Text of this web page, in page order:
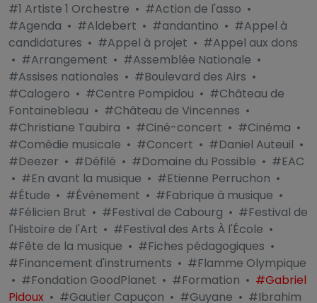
#1 Artiste 1 Orchestre • #Action de l'asso •
#Agenda • #Aldebert • #andantino • #Appel à
candidatures • #Appel à projet • #Appel aux dons
• #Arrangement • #Assemblée Nationale •
#Assises nationales • #Boulevard des Airs •
#Calogero • #Centre Pompidou • #Château de
Fontainebleau • #Château de Vincennes •
#Christiane Taubira • #Ciné-concert • #Cinéma •
#Comédie musicale • #Concert • #Daniel Auteuil •
#Deezer • #Défilé • #Domaine du Possible • #EAC
• #En avant la musique • #Etienne Perruchon •
#Étude • #Évènement • #Fabrique à musique •
#Félicien Brut • #Festival de Cabourg • #Festival de
l'Histoire de l'Art • #Festival des Arts À l'École •
#Fête de la musique • #Fiches pédagogiques •
#Financement d'instruments • #Flamme Olympique
• #Fondation GoodPlanet • #Formation • #Gabriel
Pidoux • #Gautier Capuçon • #Guyane • #Ibrahim